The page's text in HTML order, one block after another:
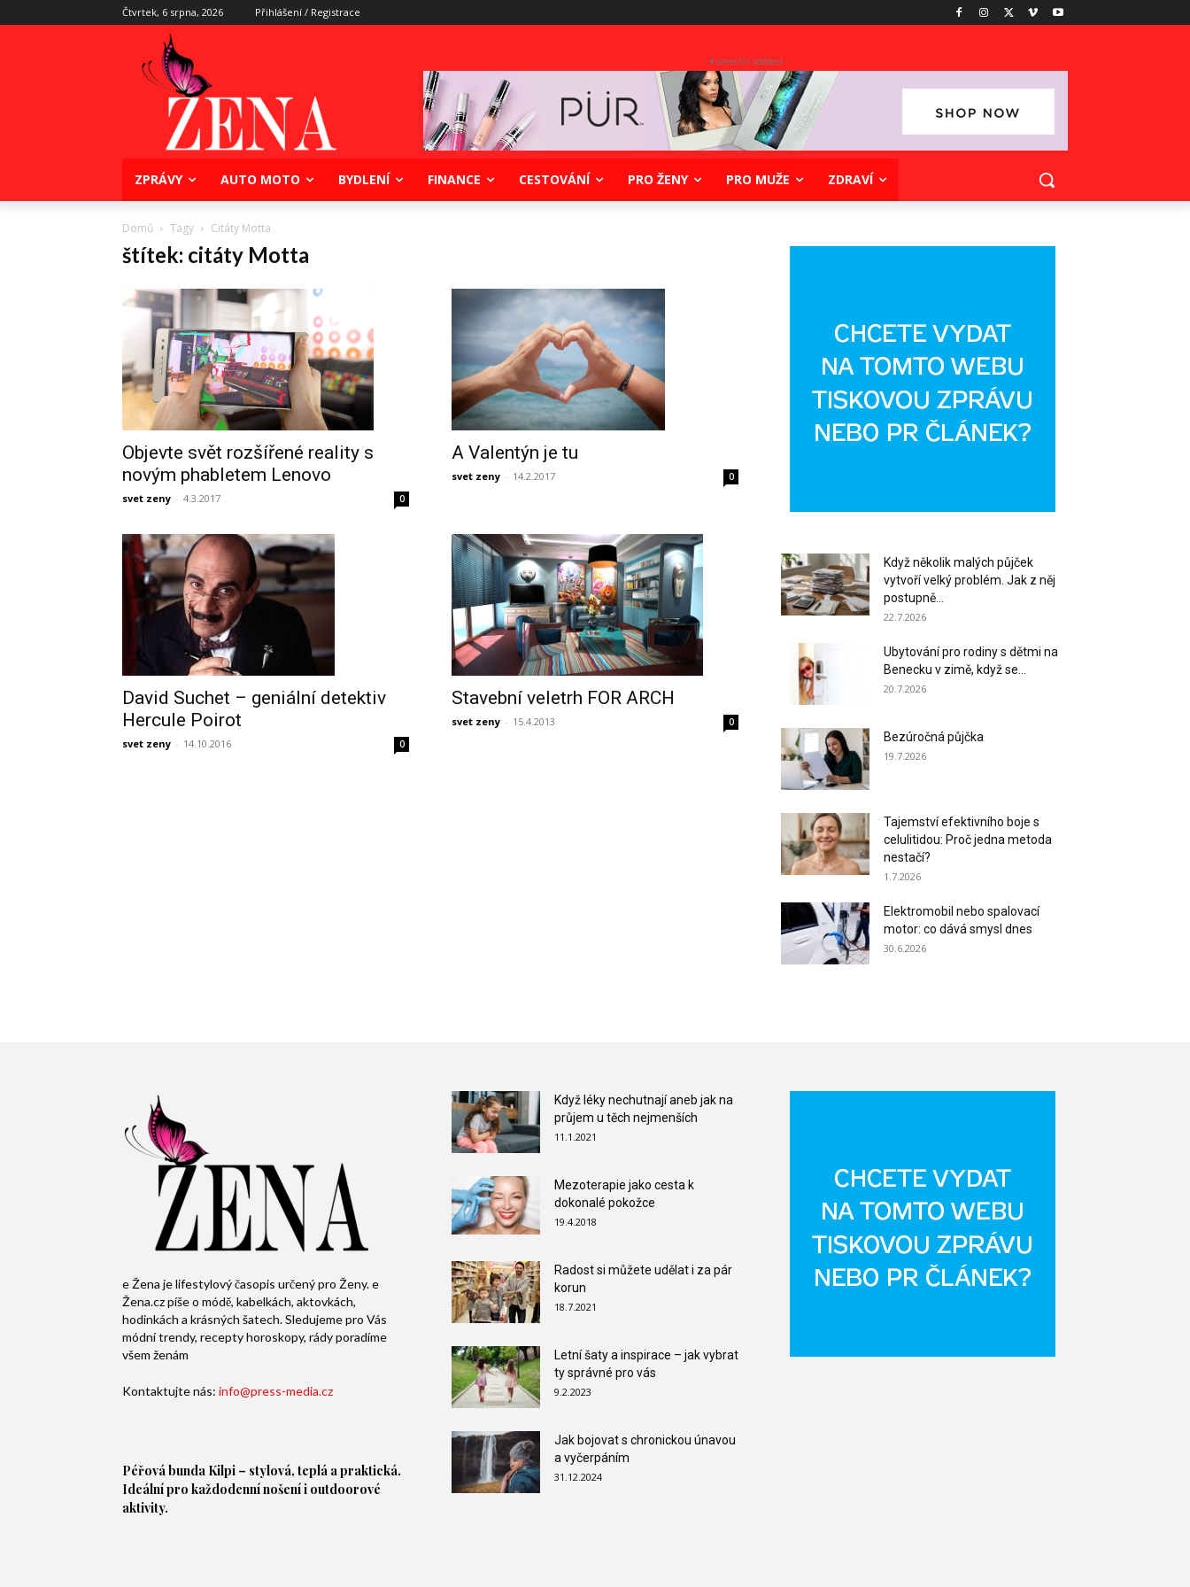
Čtvrtek, 6 srpna, 2026 Přihlášení / Registrace
- Komerční sdělení -
ZPRÁVY AUTO MOTO BYDLENÍ FINANCE CESTOVÁNÍ PRO ŽENY PRO MUŽE ZDRAVÍ
Domů Tagy Citáty Motta
štítek: citáty Motta
Objevte svět rozšířené reality s
novým phabletem Lenovo
svet zeny - 4.3.2017 0
A Valentýn je tu
svet zeny - 14.2.2017 0
David Suchet – geniální detektiv
Hercule Poirot
svet zeny - 14.10.2016 0
Stavební veletrh FOR ARCH
svet zeny - 15.4.2013 0
Když několik malých půjček
vytvoří velký problém. Jak z něj
postupně...
22.7.2026
Ubytování pro rodiny s dětmi na
Benecku v zimě, když se...
20.7.2026
Bezúročná půjčka
19.7.2026
Tajemství efektivního boje s
celulitidou: Proč jedna metoda
nestačí?
1.7.2026
Elektromobil nebo spalovací
motor: co dává smysl dnes
30.6.2026
e Žena je lifestylový časopis určený pro Ženy. e
Žena.cz píše o módě, kabelkách, aktovkách,
hodinkách a krásných šatech. Sledujeme pro Vás
módní trendy, recepty horoskopy, rády poradíme
všem ženám
Kontaktujte nás: info@press-media.cz
Péřová bunda Kilpi – stylová, teplá a praktická.
Ideální pro každodenní nošení i outdoorové
aktivity.
Když léky nechutnají aneb jak na
průjem u těch nejmenších
11.1.2021
Mezoterapie jako cesta k
dokonalé pokožce
19.4.2018
Radost si můžete udělat i za pár
korun
18.7.2021
Letní šaty a inspirace – jak vybrat
ty správné pro vás
9.2.2023
Jak bojovat s chronickou únavou
a vyčerpáním
31.12.2024